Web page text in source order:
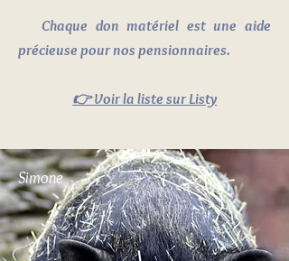
Chaque don matériel est une aide
précieuse pour nos pensionnaires.
👉 Voir la liste sur Listy
Simone